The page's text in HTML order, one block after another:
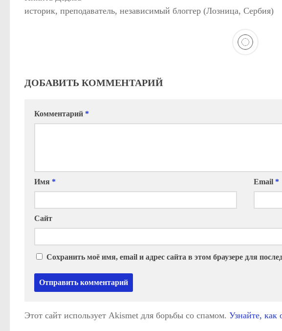
историк, преподаватель, независимый блоггер (Лозница, Сербия)
ДОБАВИТЬ КОММЕНТАРИЙ
Комментарий *
Имя * Email *
Сайт
Сохранить моё имя, email и адрес сайта в этом браузере для
Этот сайт использует Akismet для борьбы со спамом. Узнайте, как